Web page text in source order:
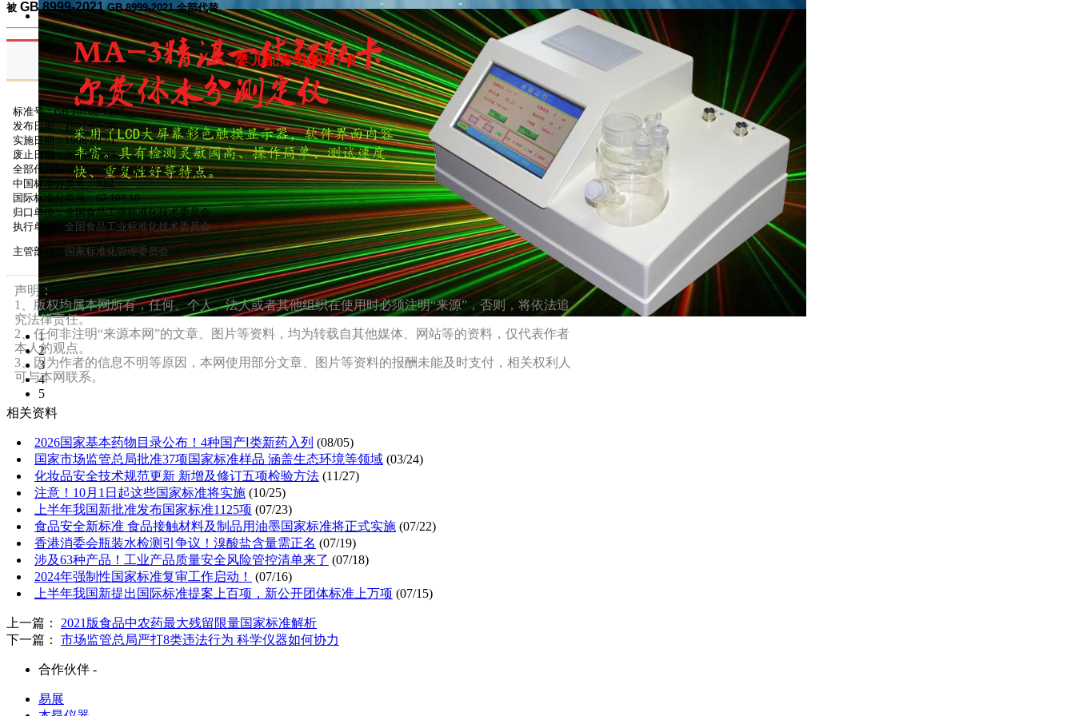
1
2
3
4
5
被 GB 8999-2021GB 8999-2021 全部代替
婴儿配方乳粉Ⅱ，Ⅲ
标准号：GB 10766-1997
发布日期：1997-05-28
实施日期：1998-09-01
废止日期：2021-08-23
全部代替标准：GB 10766-1989
中国标准分类号：X82
国际标准分类号：67.100.10
归口单位：全国食品工业标准化技术委员会
执行单位： 全国食品工业标准化技术委员会
主管部门： 国家标准化管理委员会
声明：
1、版权均属本网所有，任何。个人、法人或者其他组织在使用时必须注明“来源”，否则，将依法追
究法律责任。
2、任何非注明“来源本网”的文章、图片等资料，均为转载自其他媒体、网站等的资料，仅代表作者
本人的观点。
3、因为作者的信息不明等原因，本网使用部分文章、图片等资料的报酬未能及时支付，相关权利人
可与本网联系。
相关资料
2026国家基本药物目录公布！4种国产Ⅰ类新药入列 (08/05)
国家市场监管总局批准37项国家标准样品 涵盖生态环境等领域 (03/24)
化妆品安全技术规范更新 新增及修订五项检验方法 (11/27)
注意！10月1日起这些国家标准将实施 (10/25)
上半年我国新批准发布国家标准1125项 (07/23)
食品安全新标准 食品接触材料及制品用油墨国家标准将正式实施 (07/22)
香港消委会瓶装水检测引争议！溴酸盐含量需正名 (07/19)
涉及63种产品！工业产品质量安全风险管控清单来了 (07/18)
2024年强制性国家标准复审工作启动！
(07/16)
上半年我国新提出国际标准提案上百项，新公开团体标准上万项 (07/15)
上一篇： 2021版食品中农药最大残留限量国家标准解析
下一篇： 市场监管总局严打8类违法行为 科学仪器如何协力
合作伙伴 -
易展